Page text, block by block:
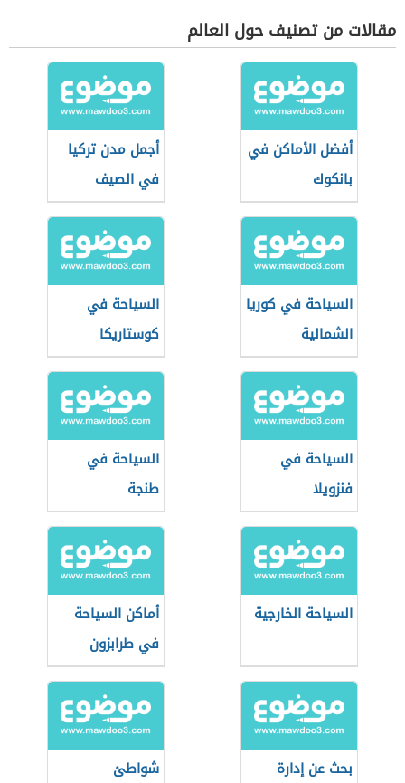
مقالات من تصنيف حول العالم
أفضل الأماكن في
بانكوك
أجمل مدن تركيا
في الصيف
السياحة في كوريا
الشمالية
السياحة في
كوستاريكا
السياحة في
فنزويلا
السياحة في
طنجة
السياحة الخارجية
أماكن السياحة
في طرابزون
بحث عن إدارة
شواطئ